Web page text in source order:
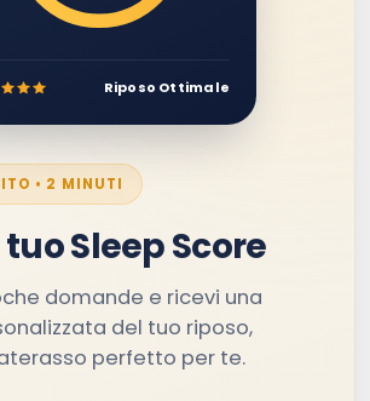
• 2 MINUTI
Sleep Score
domande e ricevi una
del tuo riposo,
perfetto per te.
Riposo Ottimale